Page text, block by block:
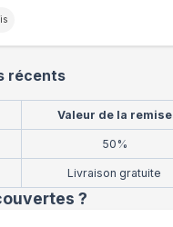
récents
Valeur de la remise
50%
Livraison gratuite
?